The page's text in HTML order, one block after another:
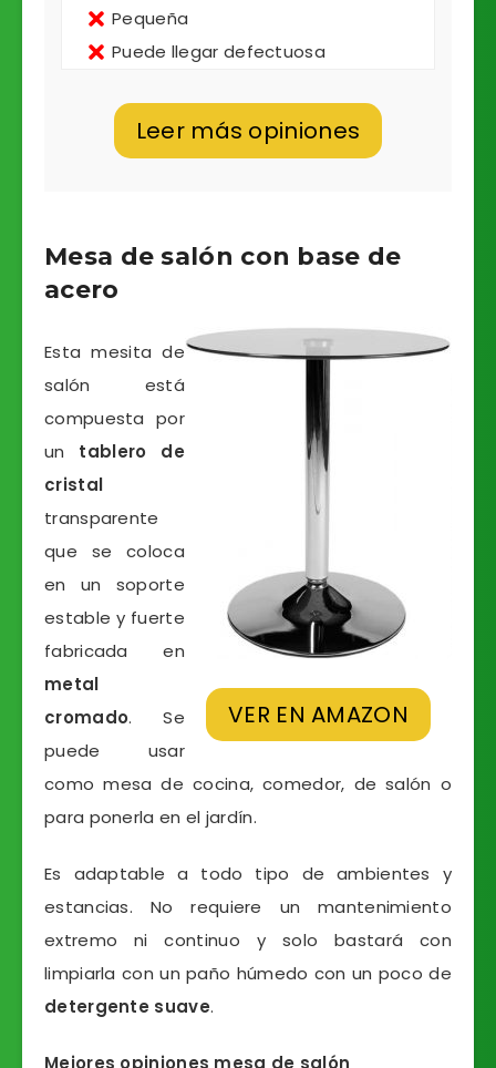
Pequeña
Puede llegar defectuosa
Leer más opiniones
Mesa de salón con base de
acero
VER EN AMAZON
Esta mesita de
salón está
compuesta por
un tablero de
cristal
transparente
que se coloca
en un soporte
estable y fuerte
fabricada en
metal
cromado. Se
puede usar
como mesa de cocina, comedor, de salón o
para ponerla en el jardín.
Es adaptable a todo tipo de ambientes y
estancias. No requiere un mantenimiento
extremo ni continuo y solo bastará con
limpiarla con un paño húmedo con un poco de
detergente suave.
Mejores opiniones mesa de salón